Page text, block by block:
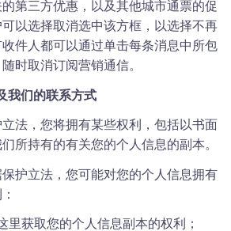
第三方优惠，以及其他城市通票的促
以选择取消选中该方框，以选择不再
件人都可以通过单击每条消息中所包
时取消订阅营销通信。
我们的联系方式
法，您将拥有某些权利，包括以书面
所持有的有关您的个人信息的副本。
护立法，您可能对您的个人信息拥有
里获取您的个人信息副本的权利；